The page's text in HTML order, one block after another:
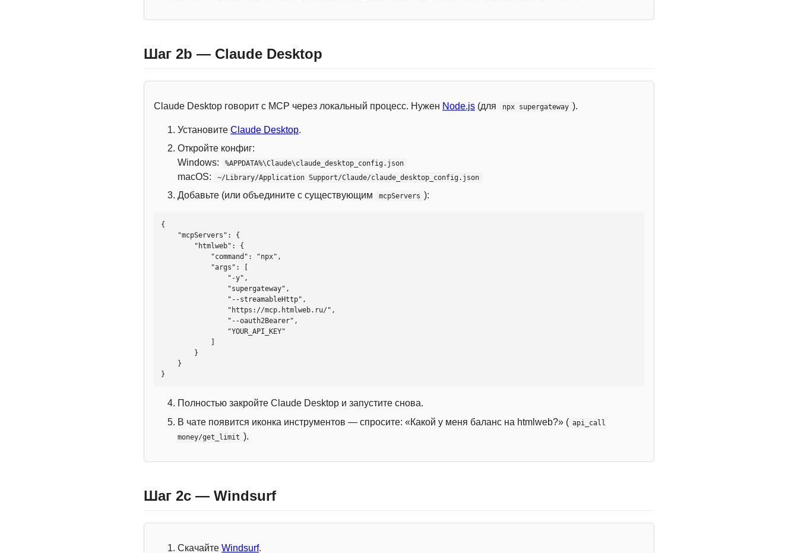
Шаг 2b — Claude Desktop
Claude Desktop говорит с MCP через локальный процесс. Нужен Node.js (для npx supergateway ).
Установите Claude Desktop.
Откройте конфиг:
Windows:
%APPDATA%\Claude\claude_desktop_config.json
macOS: ~/Library/Application Support/Claude/claude_desktop_config.json
Добавьте (или объедините с существующим mcpServers ):
{
}
Полностью закройте Claude Desktop и запустите снова.
В чате появится иконка инструментов — спросите: «Какой у меня баланс на htmlweb?» ( api_call
money/get_limit ).
Шаг 2c — Windsurf
Скачайте Windsurf.